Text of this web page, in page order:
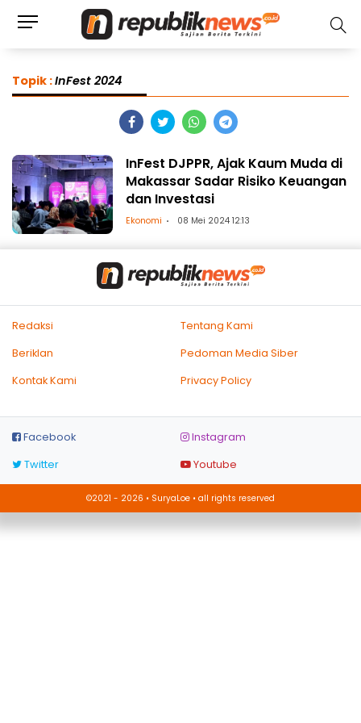
Topik :InFest 2024
InFest DJPPR, Ajak Kaum Muda di
Makassar Sadar Risiko Keuangan
dan Investasi
Ekonomi 08 Mei 2024 12:13
Redaksi
Tentang Kami
Beriklan
Pedoman Media Siber
Kontak Kami
Privacy Policy
Facebook
Instagram
Twitter
Youtube
©2021 - 2026 • SuryaLoe • all rights reserved